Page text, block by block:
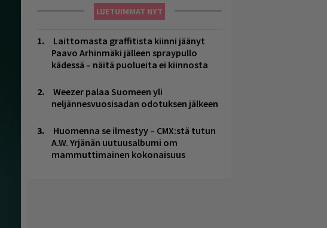
LUETUIMMAT NYT
Laittomasta graffitista kiinni jäänyt
Paavo Arhinmäki jälleen spraypullo
kädessä – näitä puolueita ei kiinnosta
Weezer palaa Suomeen yli
neljännesvuosisadan odotuksen jälkeen
Huomenna se ilmestyy – CMX:stä tutun
A.W. Yrjänän uutuusalbumi om
mammuttimainen kokonaisuus